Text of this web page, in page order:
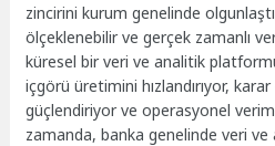
zincirini kurum genelinde
ölçeklenebilir ve gerçek zamanlı
küresel bir veri ve analitik
içgörü üretimini hızlandırıyor,
güçlendiriyor ve operasyonel
zamanda, banka genelinde veri